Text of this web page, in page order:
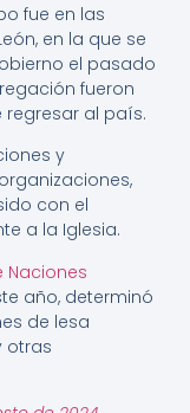
fue en las
en la que se
el pasado
fueron
regresar al país.
y
con el
a la Iglesia.
Naciones
año, determinó
de lesa
otras